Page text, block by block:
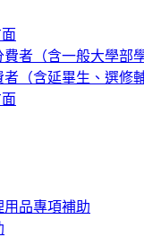
者（含一般大學部
者（含延畢生、選修
品專項補助